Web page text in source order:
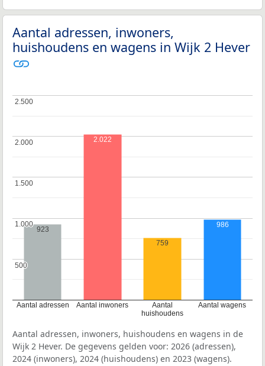
Aantal adressen, inwoners,
huishoudens en wagens in Wijk 2 Hever
Aantal adressen Aantal inwoners
Aantal
huishoudens
Aantal wagens
500
500
1.000
1.000
1.500
1.500
2.000
2.000
2.500
2.500
923
2.022
759
986
Aantal adressen, inwoners, huishoudens en wagens in de
Wijk 2 Hever. De gegevens gelden voor: 2026 (adressen),
2024 (inwoners), 2024 (huishoudens) en 2023 (wagens).